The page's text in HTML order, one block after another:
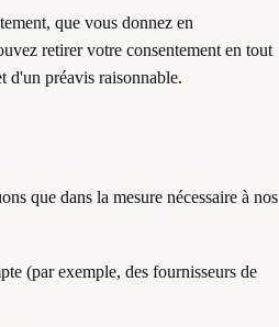
que vous donnez en
retirer votre consentement en tout
d'un préavis raisonnable.
que dans la mesure nécessaire à nos
(par exemple, des fournisseurs de